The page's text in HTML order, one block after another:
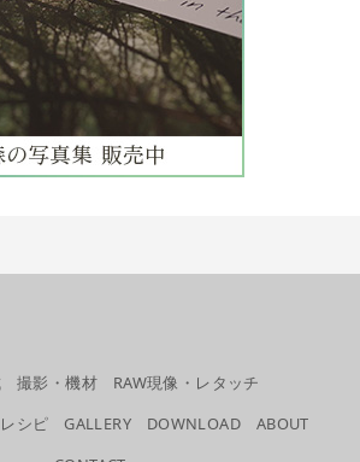
撮影・機材
RAW現像・レタッチ
シピ
GALLERY DOWNLOAD
ABOUT